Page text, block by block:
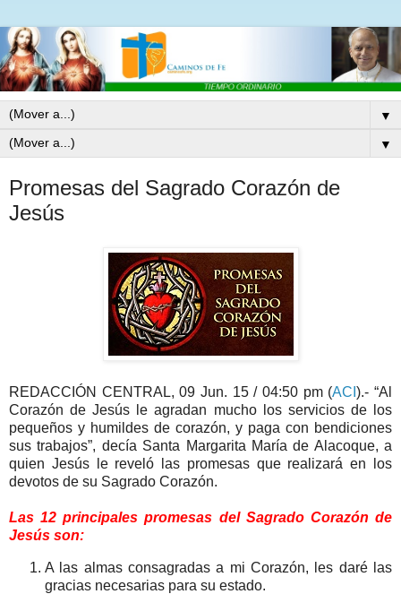
▼
▼
Promesas del Sagrado Corazón de
Jesús
REDACCIÓN CENTRAL, 09 Jun. 15 / 04:50 pm (ACI).- “Al
Corazón de Jesús le agradan mucho los servicios de los
pequeños y humildes de corazón, y paga con bendiciones
sus trabajos”, decía Santa Margarita María de Alacoque, a
quien Jesús le reveló las promesas que realizará en los
devotos de su Sagrado Corazón.
Las 12 principales promesas del Sagrado Corazón de
Jesús son:
A las almas consagradas a mi Corazón, les daré las
gracias necesarias para su estado.